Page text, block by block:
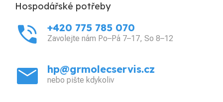
Hospodářské potřeby
phone_in_talk +420 775 785 070
Zavolejte nám Po–Pá 7–17, So 8–12
mail hp@grmolecservis.cz
nebo pište kdykoliv